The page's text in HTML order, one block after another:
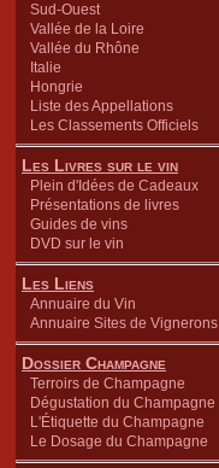
Sud-Ouest
Vallée de la Loire
Vallée du Rhône
Italie
Hongrie
Liste des Appellations
Les Classements Officiels
Les Livres sur le vin
Plein d'Idées de Cadeaux
Présentations de livres
Guides de vins
DVD sur le vin
Les Liens
Annuaire du Vin
Annuaire Sites de Vignerons
Dossier Champagne
Terroirs de Champagne
Dégustation du Champagne
L'Étiquette du Champagne
Le Dosage du Champagne